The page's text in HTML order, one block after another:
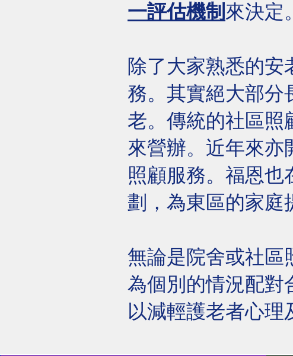
一評估機制 來決定。
除了大家熟悉的安
務。其實絕大部分
老。傳統的社區照
來營辦。近年來亦
照顧服務。福恩也
劃，為東區的家庭
無論是院舍或社區
為個別的情況配對
以減輕護老者心理